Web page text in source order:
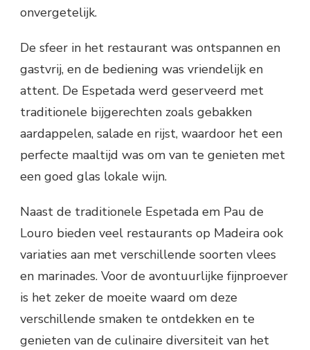
onvergetelijk.
De sfeer in het restaurant was ontspannen en
gastvrij, en de bediening was vriendelijk en
attent. De Espetada werd geserveerd met
traditionele bijgerechten zoals gebakken
aardappelen, salade en rijst, waardoor het een
perfecte maaltijd was om van te genieten met
een goed glas lokale wijn.
Naast de traditionele Espetada em Pau de
Louro bieden veel restaurants op Madeira ook
variaties aan met verschillende soorten vlees
en marinades. Voor de avontuurlijke fijnproever
is het zeker de moeite waard om deze
verschillende smaken te ontdekken en te
genieten van de culinaire diversiteit van het